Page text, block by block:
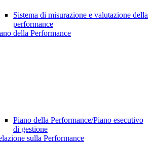
Sistema di misurazione e valutazione della
performance
della Performance
Piano della Performance/Piano esecutivo
di gestione
sulla Performance